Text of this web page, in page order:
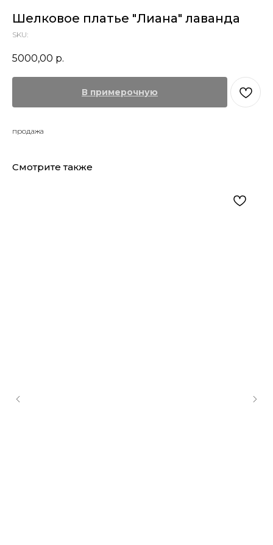
Шелковое платье "Лиана" лаванда
SKU:
5000,00 р.
В примерочную
продажа
Смотрите также